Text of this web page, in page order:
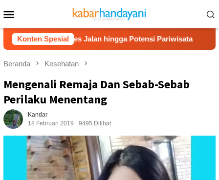
ke
kontenMobile
Konten Spesial
Akses Jalan hingga Potensi Pariwisata Film “Nalar”
Beranda Kesehatan
Mengenali Remaja Dan Sebab-Sebab
Perilaku Menentang
Kandar
18 Februari 2019
9495 Dilihat